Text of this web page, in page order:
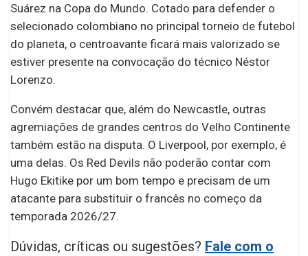
Suárez na Copa do Mundo. Cotado para defender o
selecionado colombiano no principal torneio de futebol
do planeta, o centroavante ficará mais valorizado se
estiver presente na convocação do técnico Néstor
Lorenzo.
Convém destacar que, além do Newcastle, outras
agremiações de grandes centros do Velho Continente
também estão na disputa. O Liverpool, por exemplo, é
uma delas. Os Red Devils não poderão contar com
Hugo Ekitike por um bom tempo e precisam de um
atacante para substituir o francês no começo da
temporada 2026/27.
Dúvidas, críticas ou sugestões? Fale com o